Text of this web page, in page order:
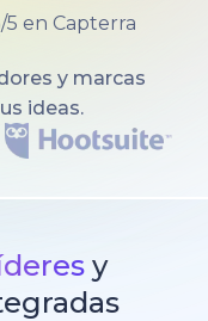
5 en Capterra
y marcas
ideas.
y